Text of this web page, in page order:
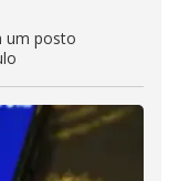
um posto